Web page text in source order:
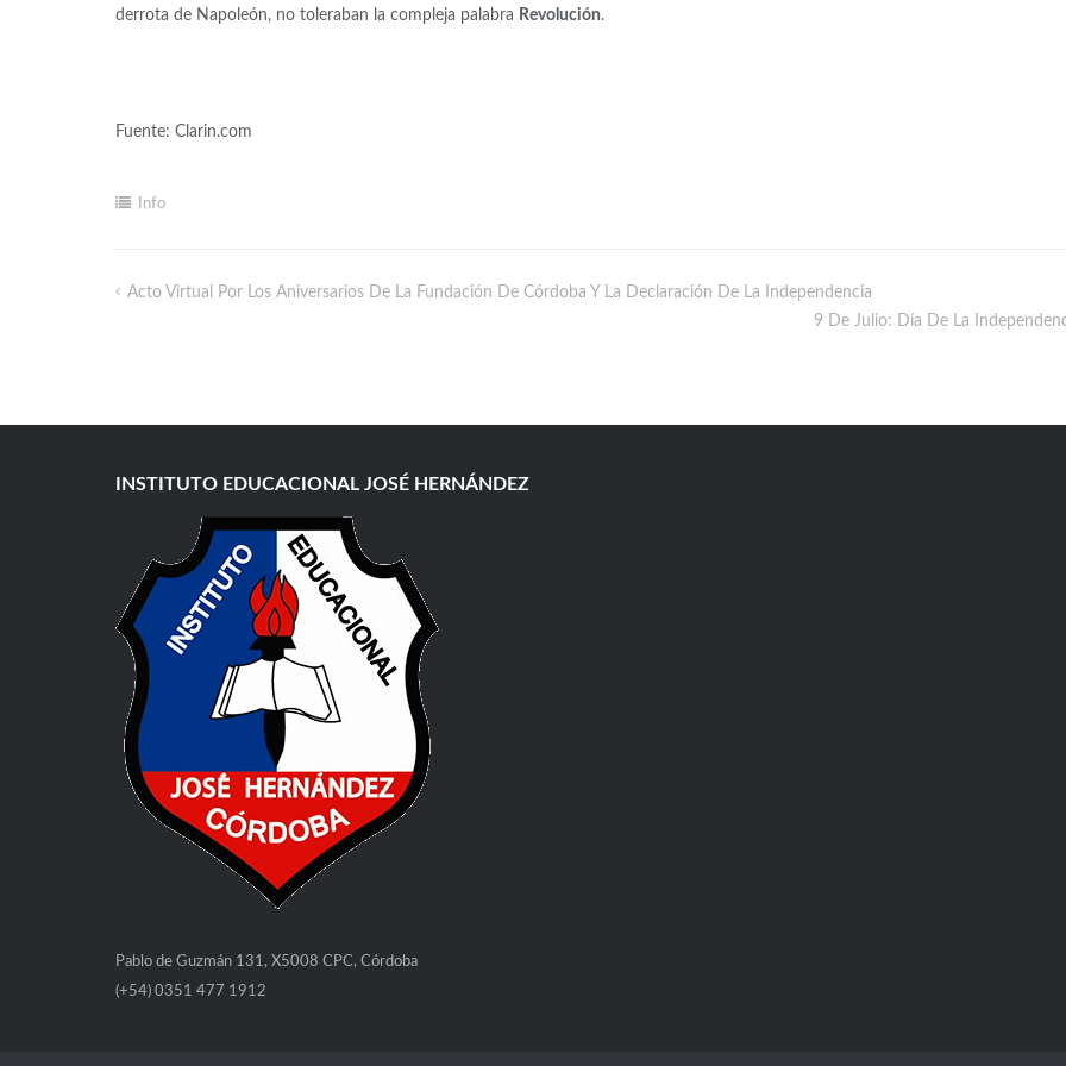
derrota de Napoleón, no toleraban la compleja palabra Revolución.
Fuente: Clarin.com
Info
Acto Virtual Por Los Aniversarios De La Fundación De Córdoba Y La Declaración De La Independencia
9 De Julio: Día De La
INSTITUTO EDUCACIONAL JOSÉ HERNÁNDEZ
Pablo de Guzmán 131, X5008 CPC, Córdoba
(+54) 0351 477 1912